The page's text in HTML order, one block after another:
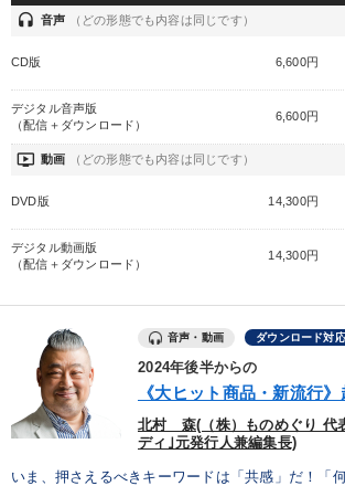
headset 音声 （どの形態でも内容は同じです）
CD版 6,600円
デジタル音声版
（配信＋ダウンロード）
6,600円
ondemand_video 動画 （どの形態でも内容は同じです）
DVD版 14,300円
デジタル動画版
（配信＋ダウンロード）
14,300円
音声・動画 ダウンロード対応
2024年後半からの
《大ヒット商品・新流行
北村 森(（株）ものめぐり 代
ディ｣元発行人兼編集長)
いま、押さえるべきキーワードは「共感」だ！「